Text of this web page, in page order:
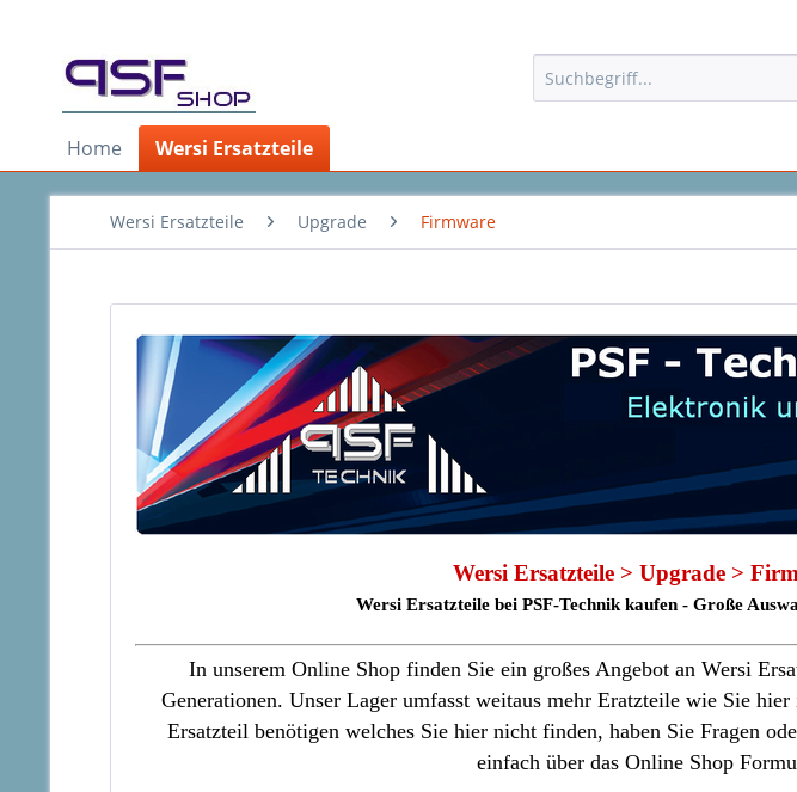
Home Wersi Ersatzteile
Wersi Ersatzteile Upgrade Firmware
Wersi Ersatzteile > Upgrade >
Wersi Ersatzteile bei PSF-Technik kaufen - Große
In unserem Online Shop finden Sie ein großes Angebot an Wersi
Generationen. Unser Lager umfasst weitaus mehr Eratzteile wie Sie
Ersatzteil benötigen welches Sie hier nicht finden, haben Sie Fragen
einfach über das Online Shop